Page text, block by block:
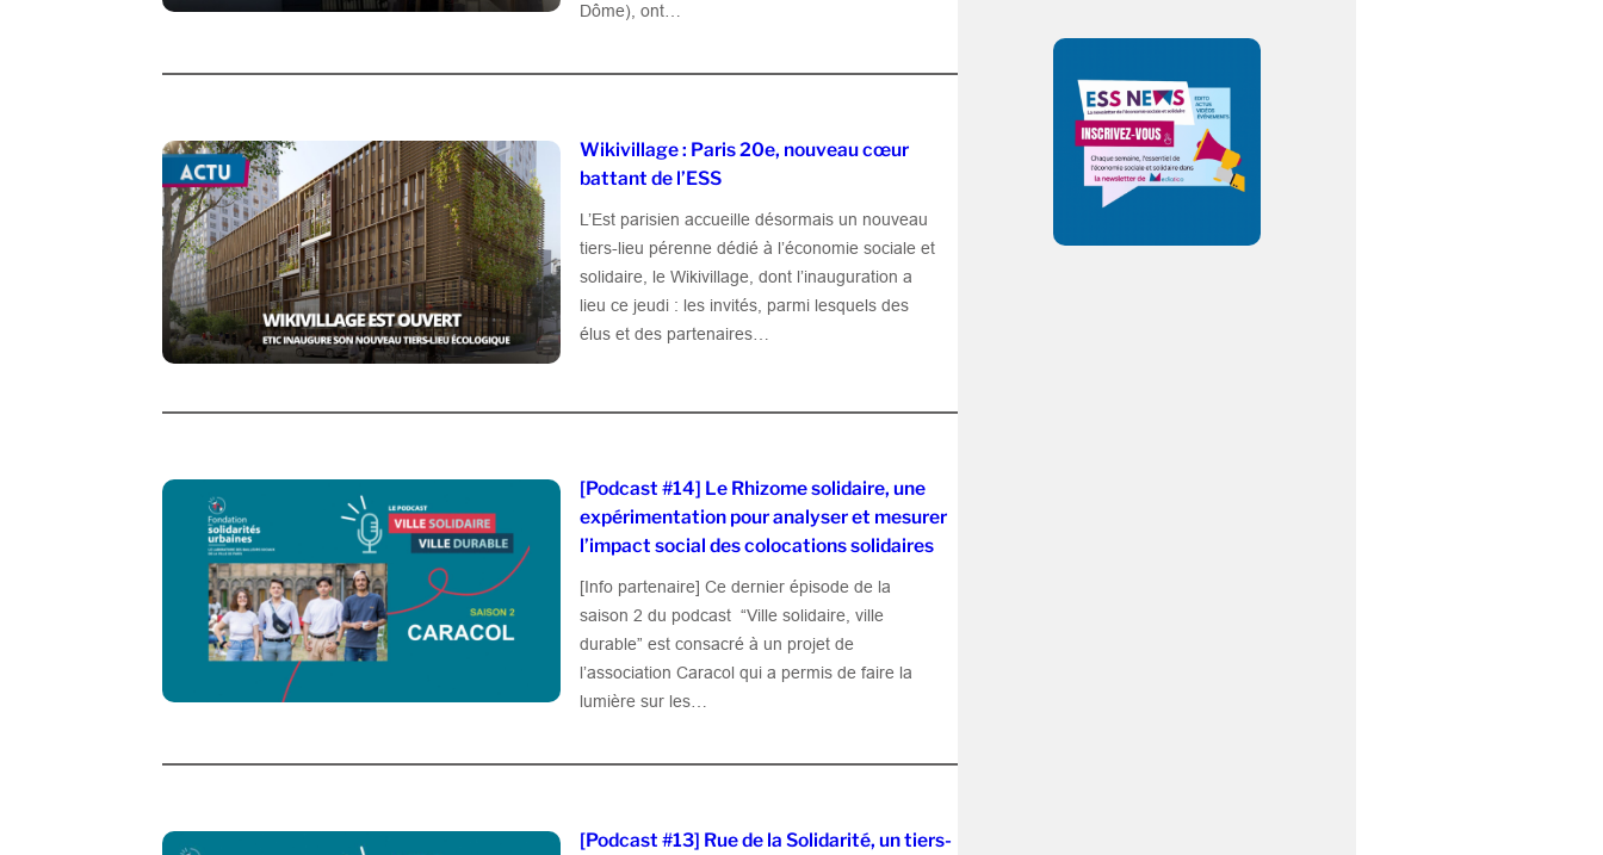
Dôme), ont…
Wikivillage : Paris 20e, nouveau cœur
battant de l’ESS
L’Est parisien accueille désormais un nouveau
tiers-lieu pérenne dédié à l’économie sociale et
solidaire, le Wikivillage, dont l’inauguration a
lieu ce jeudi : les invités, parmi lesquels des
élus et des partenaires…
[Podcast #14] Le Rhizome solidaire, une
expérimentation pour analyser et mesurer
l’impact social des colocations solidaires
[Info partenaire] Ce dernier épisode de la
saison 2 du podcast “Ville solidaire, ville
durable” est consacré à un projet de
l’association Caracol qui a permis de faire la
lumière sur les…
[Podcast #13] Rue de la Solidarité, un tiers-